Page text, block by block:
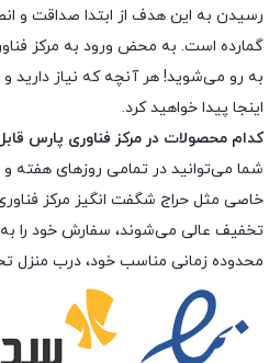
رسیدن به این هدف از ابتدا صداقت
گمارده است. به محض ورود به مرکز
به رو می‌شوید! هر آنچه که نیاز دارید
اینجا پیدا خواهید کرد.
کدام محصولات در مرکز فناوری پارس
شما می‌توانید در تمامی روزهای هفته و
خاصی مثل حراج شگفت انگیز مرکز
تخفیف عالی می‌شوند، سفارش خود را
محدوده زمانی مناسب خود، درب منزل